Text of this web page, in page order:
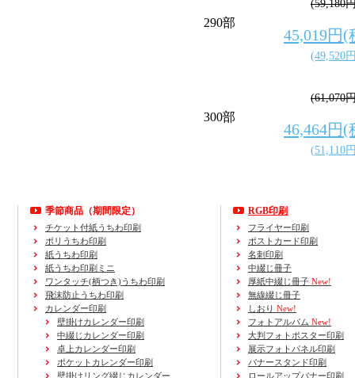
290部
(59,180
45,019円(
(49,520
300部
(61,070
46,464円(
(51,110
季節商品（期間限定）
チケット付紙うちわ印刷
ポリうちわ印刷
紙うちわ印刷
紙うちわ印刷ミニ
ワンタッチ(柄つき)うちわ印刷
飛沫防止うちわ印刷
カレンダー印刷
壁掛けカレンダー印刷
中綴じカレンダー印刷
卓上カレンダー印刷
ポケットカレンダー印刷
壁掛けリング綴じカレンダー
RGB印刷
フライヤー印刷
ポストカード印刷
名刺印刷
中綴じ冊子
厚紙中綴じ冊子 New!
無線綴じ冊子
しおり New!
フォトアルバム New!
大判フォトポスター印刷
展示フォトパネル印刷
バナースタンド印刷
ロールアップバナー印刷